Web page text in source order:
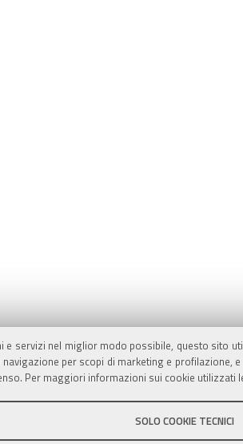
e servizi nel miglior modo possibile, questo sito
per scopi di marketing e
Per maggiori informazioni sui cookie utilizzati
SOLO COOKIE TECNICI